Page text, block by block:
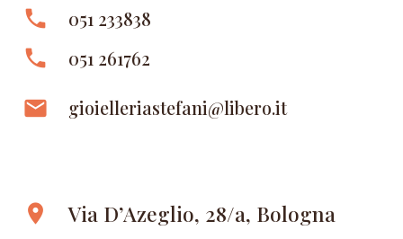
phone 051 233838
phone 051 261762
email gioielleriastefani@libero.it
location_on Via D’Azeglio, 28/a, Bologna